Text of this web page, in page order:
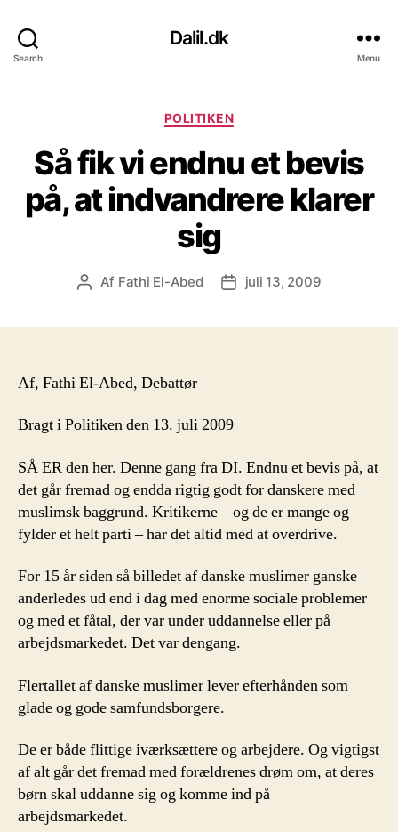
Search
Dalil.dk
Menu
Kategorier
POLITIKEN
Så fik vi endnu et bevis
på, at indvandrere klarer
sig
Indlægsforfatter
Af Fathi El-Abed Indlægsdato
juli 13, 2009
Af, Fathi El-Abed, Debattør
Bragt i Politiken den 13. juli 2009
SÅ ER den her. Denne gang fra DI. Endnu et bevis på, at
det går fremad og endda rigtig godt for danskere med
muslimsk baggrund. Kritikerne – og de er mange og
fylder et helt parti – har det altid med at overdrive.
For 15 år siden så billedet af danske muslimer ganske
anderledes ud end i dag med enorme sociale problemer
og med et fåtal, der var under uddannelse eller på
arbejdsmarkedet. Det var dengang.
Flertallet af danske muslimer lever efterhånden som
glade og gode samfundsborgere.
De er både flittige iværksættere og arbejdere. Og vigtigst
af alt går det fremad med forældrenes drøm om, at deres
børn skal uddanne sig og komme ind på
arbejdsmarkedet.